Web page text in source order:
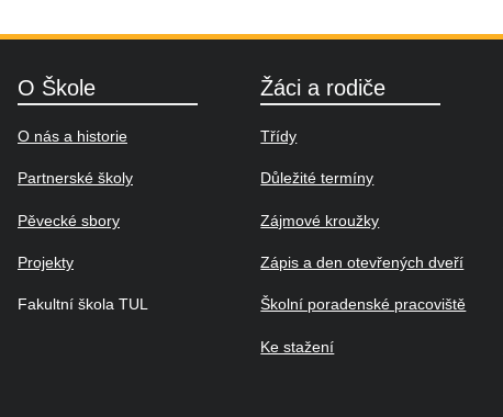
O Škole
O nás a historie
Partnerské školy
Pěvecké sbory
Projekty
Fakultní škola TUL
Žáci a rodiče
Třídy
Důležité termíny
Zájmové kroužky
Zápis a den otevřených dveří
Školní poradenské pracoviště
Ke stažení